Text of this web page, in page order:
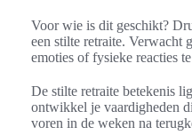
Voor wie is dit geschikt?
een stilte retraite. Verwacht
emoties of fysieke reacties
De stilte retraite betekenis
ontwikkel je vaardigheden
voren in de weken na